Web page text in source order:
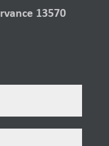
13570